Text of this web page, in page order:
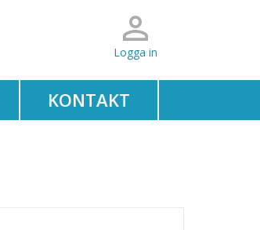
Logga in
KONTAKT